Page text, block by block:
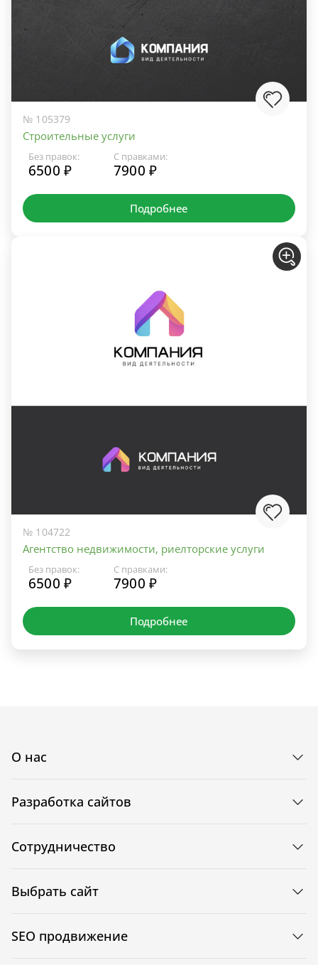
№ 105379
Строительные услуги
Без правок:
6500 ₽
С правками:
7900 ₽
Подробнее
№ 104722
Агентство недвижимости, риелторские услуги
Без правок:
6500 ₽
С правками:
7900 ₽
Подробнее
О нас
Разработка сайтов
Сотрудничество
Выбрать сайт
SEO продвижение